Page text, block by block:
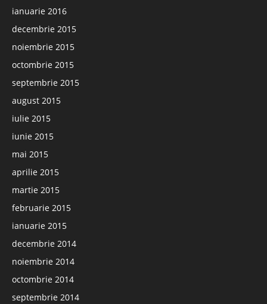
ianuarie 2016
decembrie 2015
noiembrie 2015
octombrie 2015
septembrie 2015
august 2015
iulie 2015
iunie 2015
mai 2015
aprilie 2015
martie 2015
februarie 2015
ianuarie 2015
decembrie 2014
noiembrie 2014
octombrie 2014
septembrie 2014